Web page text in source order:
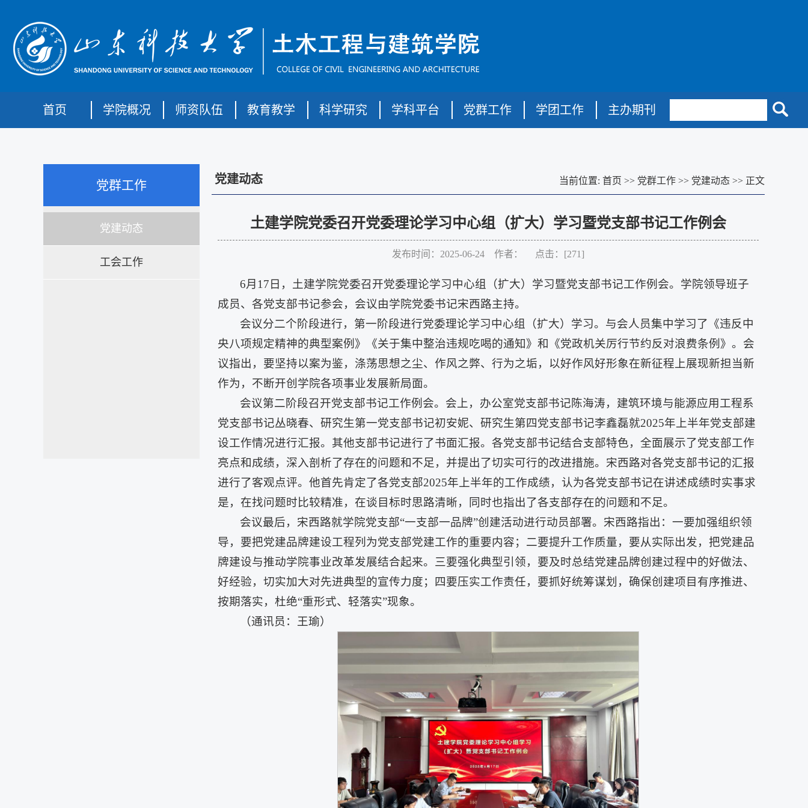
首页 学院概况 师资队伍 教育教学 科学研究 学科平台 党群工作 学团工作 主办期刊
党群工作
党建动态
工会工作
党建动态 当前位置: 首页 >> 党群工作 >> 党建动态 >> 正文
土建学院党委召开党委理论学习中心组（扩大）学习暨党支部书记工作例会
发布时间：2025-06-24 作者： 点击：[271]
6月17日，土建学院党委召开党委理论学习中心组 （扩大） 学习暨党支部书记工作例会。学院领导班子
成员、各党支部书记参会，会议由学院党委书记宋西路主持。
会议分二个阶段进行，第一阶段进行党委理论学习中心组
（扩大） 学习。与会人员集中学习了《违反中
央八项规定精神的典型案例》《关于集中整治违规吃喝的通知》和《党政机关厉行节约反对浪费条例》。会
议指出，要坚持以案为鉴，涤荡思想之尘、作风之弊、行为之垢，以好作风好形象在新征程上展现新担当新
作为，不断开创学院各项事业发展新局面。
会议第二阶段召开党支部书记工作例会。会上，办公室党支部书记陈海涛，建筑环境与能源应用工程系
党支部书记丛晓春、研究生第一党支部书记初安妮、研究生第四党支部书记李鑫磊就2025年上半年党支部建
设工作情况进行汇报。其他支部书记进行了书面汇报。各党支部书记结合支部特色，全面展示了党支部工作
亮点和成绩，深入剖析了存在的问题和不足，并提出了切实可行的改进措施。宋西路对各党支部书记的汇报
进行了客观点评。他首先肯定了各党支部2025年上半年的工作成绩，认为各党支部书记在讲述成绩时实事求
是，在找问题时比较精准，在谈目标时思路清晰，同时也指出了各支部存在的问题和不足。
会议最后，宋西路就学院党支部“一支部一品牌”创建活动进行动员部署。宋西路指出：一要加强组织领
导，要把党建品牌建设工程列为党支部党建工作的重要内容；二要提升工作质量，要从实际出发，把党建品
牌建设与推动学院事业改革发展结合起来。三要强化典型引领，要及时总结党建品牌创建过程中的好做法、
好经验，切实加大对先进典型的宣传力度；四要压实工作责任，要抓好统筹谋划，确保创建项目有序推进、
按期落实，杜绝“重形式、轻落实”现象。
（通讯员：王瑜）